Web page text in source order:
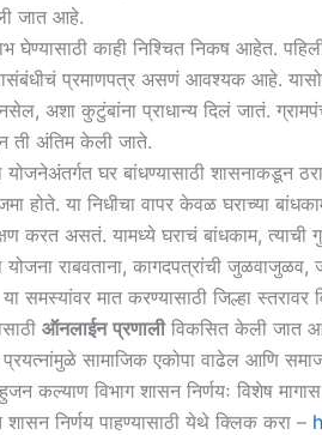
जात आहे.
घेण्यासाठी काही निश्चित निकष आहेत.
प्रमाणपत्र असणं आवश्यक आहे.
अशा कुटुंबांना प्राधान्य दिलं जातं.
ती अंतिम केली जाते.
योजनेअंतर्गत घर बांधण्यासाठी शासनाकडून
जमा होते. या निधीचा वापर केवळ घराच्या
करत असतं. यामध्ये घराचं बांधकाम,
योजना राबवताना, कागदपत्रांची जुळवाजुळव,
समस्यांवर मात करण्यासाठी जिल्हा स्तरावर
ऑनलाईन प्रणालीविकसित केली जात
प्रयत्नांमुळे सामाजिक एकोपा वाढेल आणि
कल्याण विभाग शासन निर्णयः विशेष मागास
शासन निर्णय पाहण्यासाठी येथे क्लिक करा –